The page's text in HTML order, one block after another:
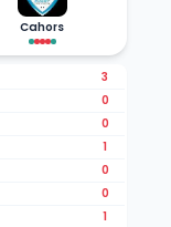
Cahors
3
0
0
1
0
0
1